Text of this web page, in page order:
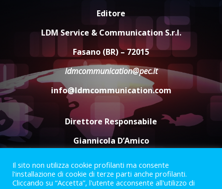
Politiche Giovanili e Mobilità
Sostenibile: premiati gli studenti
universitari del bando “La strada
8 Agosto 2026 07:15
Editore
LDM Service & Communication S.r.l.
Fasano (BR) – 72015
ldmcommunication@pec.it
info@ldmcommunication.com
Direttore Responsabile
Giannicola D’Amico
Termini e Condizioni
Privacy Policy
Informazioni Legali
Il sito non utilizza cookie profilanti ma consente
l'installazione di cookie di terze parti anche profilanti.
Cliccando su “Accetta”, l'utente acconsente all'utilizzo di